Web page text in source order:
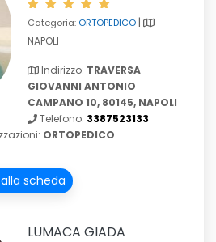
Categoria: ORTOPEDICO|
NAPOLI
Indirizzo: TRAVERSA
GIOVANNI ANTONIO
CAMPANO 10, 80145, NAPOLI
Telefono: 3387523133
ORTOPEDICO
scheda
LUMACA GIADA